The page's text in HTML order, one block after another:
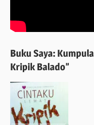
Buku Saya:
Kripik Balado”